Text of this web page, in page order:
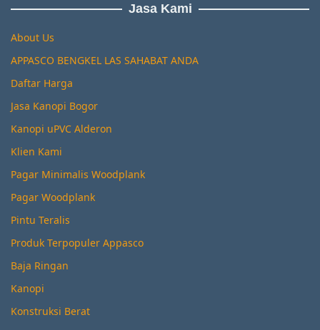
Jasa Kami
About Us
APPASCO BENGKEL LAS SAHABAT ANDA
Daftar Harga
Jasa Kanopi Bogor
Kanopi uPVC Alderon
Klien Kami
Pagar Minimalis Woodplank
Pagar Woodplank
Pintu Teralis
Produk Terpopuler Appasco
Baja Ringan
Kanopi
Konstruksi Berat